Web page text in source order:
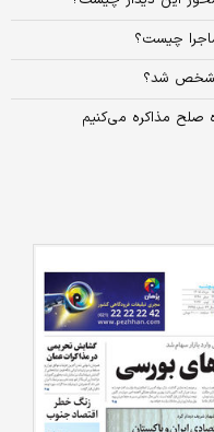
چیست؟
مشخص شد؟
صلح مذاکره می‌کنیم